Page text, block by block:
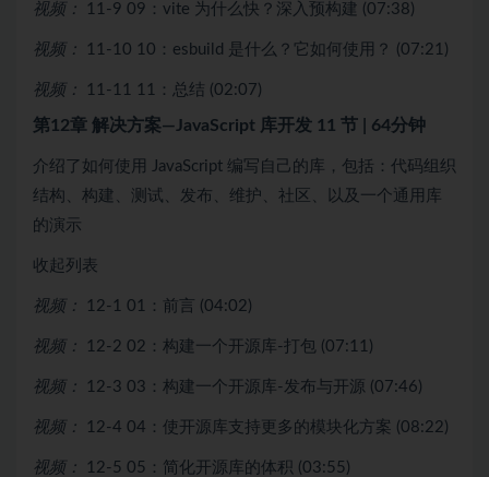
视频： 11-9 09：vite 为什么快？深入预构建 (07:38)
视频： 11-10 10：esbuild 是什么？它如何使用？ (07:21)
视频： 11-11 11：总结 (02:07)
第12章 解决⽅案—JavaScript 库开发 11 节 | 64分钟
介绍了如何使用 JavaScript 编写自己的库，包括：代码组织
结构、构建、测试、发布、维护、社区、以及一个通用库
的演示
收起列表
视频： 12-1 01：前言 (04:02)
视频： 12-2 02：构建一个开源库-打包 (07:11)
视频： 12-3 03：构建一个开源库-发布与开源 (07:46)
视频： 12-4 04：使开源库支持更多的模块化方案 (08:22)
视频： 12-5 05：简化开源库的体积 (03:55)